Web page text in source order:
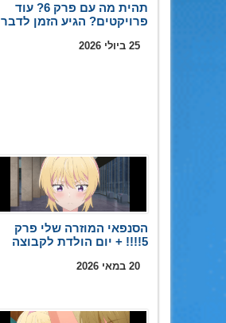
תהית מה עם פרק 6? עוד
פרויקטים? הגיע הזמן לדבר
25 ביולי 2026
הסנפאי המוזרה שלי פרק
5!!!! + יום הולדת לקבוצה
20 במאי 2026